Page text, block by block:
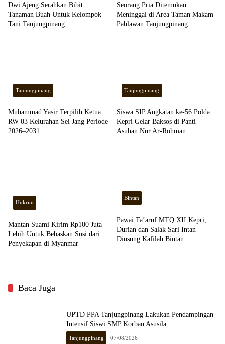
Dwi Ajeng Serahkan Bibit
Tanaman Buah Untuk Kelompok
Tani Tanjungpinang
Seorang Pria Ditemukan
Meninggal di Area Taman Makam
Pahlawan Tanjungpinang
Tanjungpinang
Muhammad Yasir Terpilih Ketua
RW 03 Kelurahan Sei Jang Periode
2026–2031
Tanjungpinang
Siswa SIP Angkatan ke-56 Polda
Kepri Gelar Baksos di Panti
Asuhan Nur Ar-Rohman
Hukrim
Mantan Suami Kirim Rp100 Juta
Lebih Untuk Bebaskan Susi dari
Penyekapan di Myanmar
Bintan
Pawai Ta’aruf MTQ XII Kepri,
Durian dan Salak Sari Intan
Diusung Kafilah Bintan
Baca Juga
UPTD PPA Tanjungpinang Lakukan Pendampingan
Intensif Siswi SMP Korban Asusila
Tanjungpinang 07/08/2026